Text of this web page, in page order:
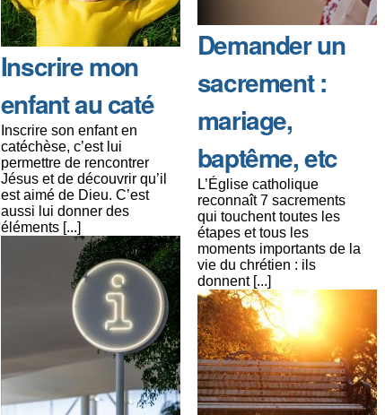
Inscrire mon
enfant au caté
Inscrire son enfant en
catéchèse, c’est lui
permettre de rencontrer
Jésus et de découvrir qu’il
est aimé de Dieu. C’est
aussi lui donner des
éléments [...]
Demander un
sacrement :
mariage,
baptême, etc
L’Église catholique
reconnaît 7 sacrements
qui touchent toutes les
étapes et tous les
moments importants de la
vie du chrétien : ils
donnent [...]